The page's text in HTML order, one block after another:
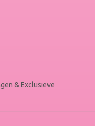
& Exclusieve